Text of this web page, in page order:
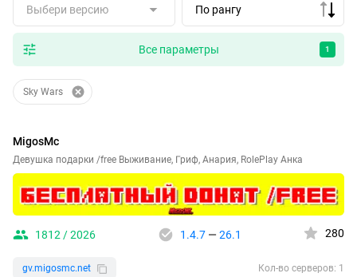
Выбери версию По рангу
Все параметры 1
Sky Wars
MigosMc
Девушка подарки /free Выживание, Гриф, Анария, RolePlay Анка
1812 / 2026 1.4.7— 26.1 280
gv.migosmc.net Кол-во серверов: 1